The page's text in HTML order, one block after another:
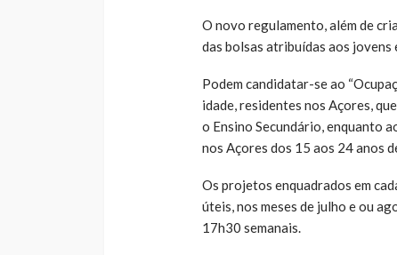
O novo regulamento, além de
das bolsas atribuídas aos jovens
Podem candidatar-se ao
idade, residentes nos Açores,
o Ensino Secundário, enquanto
nos Açores dos 15 aos 24 anos
Os projetos enquadrados em
úteis, nos meses de julho e ou
17h30 semanais.